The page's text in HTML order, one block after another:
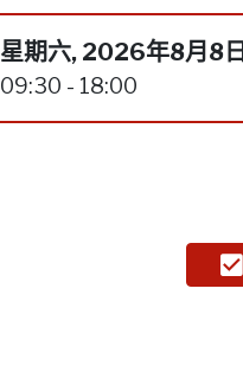
星期六, 2026年8月8日
09:30 - 18:00